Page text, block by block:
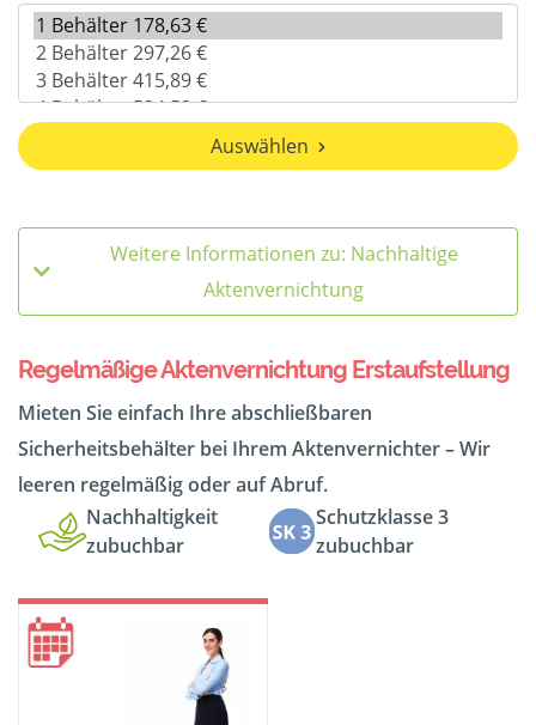
Auswählen
Weitere Informationen zu: Nachhaltige
Aktenvernichtung
Regelmäßige Aktenvernichtung Erstaufstellung
Mieten Sie einfach Ihre abschließbaren
Sicherheitsbehälter bei Ihrem Aktenvernichter – Wir
leeren regelmäßig oder auf Abruf.
Nachhaltigkeit
zubuchbar
Schutzklasse 3
zubuchbar